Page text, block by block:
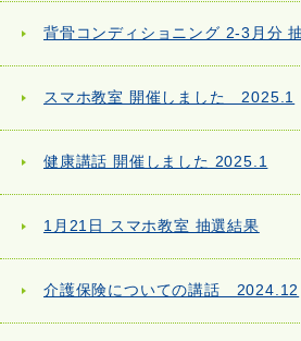
背骨コンディショニング 2-3月分
スマホ教室 開催しました 2025.1
健康講話 開催しました 2025.1
1月21日 スマホ教室 抽選結果
介護保険についての講話 2024.12